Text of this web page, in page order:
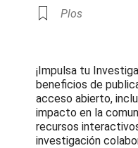
Plos
¡Impulsa tu
beneficios de
acceso abierto,
impacto en la
recursos
investigación